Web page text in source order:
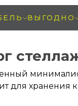
ВЫГОДНО
для хранения